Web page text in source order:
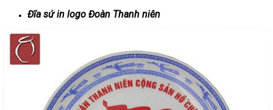
Đĩa sứ in logo Đoàn Thanh niên